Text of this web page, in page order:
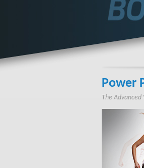
Power
The